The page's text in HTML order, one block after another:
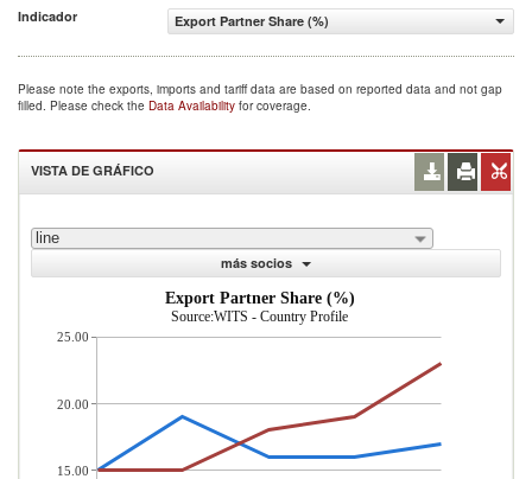
Indicador
Export Partner Share (%)
Please note the exports, imports and tariff data are based on reported data and not gap
filled. Please check the Data Availability for coverage.
VISTA DE GRÁFICO
line
más socios
Export Partner Share (%)
Source:WITS - Country Profile
25.00
20.00
15.00